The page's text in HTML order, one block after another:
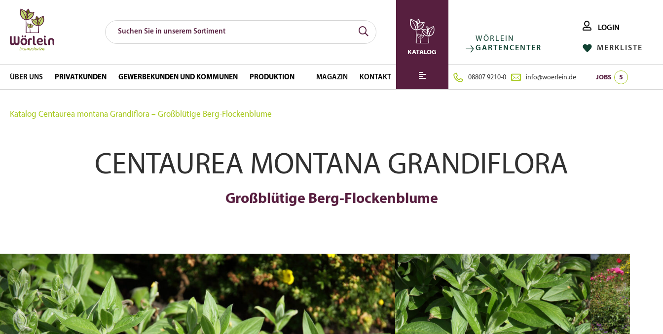
KATALOG
ÜBER UNS PRIVATKUNDEN GEWERBEKUNDEN UND KOMMUNEN PRODUKTION MAGAZIN KONTAKT
WÖRLEIN
GARTENCENTER
LOGIN
MERKLISTE
08807 9210-0 info@woerlein.de JOBS 5
FOLGE UNS AUF: INSTAGRAM FACEBOOK
Katalog Centaurea montana Grandiflora – Großblütige Berg-Flockenblume
CENTAUREA MONTANA GRANDIFLORA
Großblütige Berg-Flockenblume